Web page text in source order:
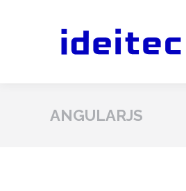
ANGULARJS